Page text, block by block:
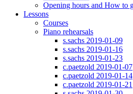
Opening hours and How to
Lessons
Courses
Piano rehearsals
s.sachs 2019-01-09
s.sachs 2019-01-16
s.sachs 2019-01-23
c.paetzold 2019-01-07
c.paetzold 2019-01-14
c.paetzold 2019-01-21